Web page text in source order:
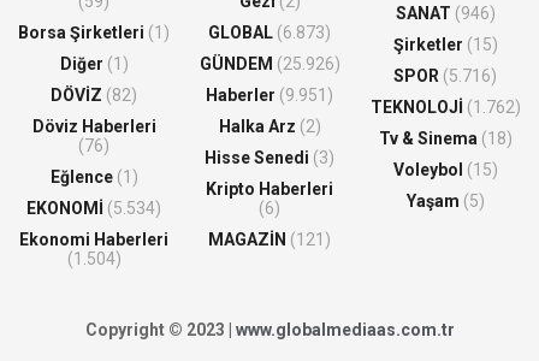
Borsa Şirketleri (1)
Diğer (1)
DÖVİZ (82)
Döviz Haberleri
(76)
Eğlence(1)
EKONOMİ (5.534)
Ekonomi Haberleri
(1.504)
GLOBAL (6.873)
GÜNDEM (25.926)
Haberler (9.951)
Halka Arz (2)
Hisse Senedi (3)
Kripto Haberleri
(6)
MAGAZİN (121)
SANAT (946)
Şirketler (15)
SPOR (5.716)
TEKNOLOJİ (1.762)
Tv & Sinema (18)
Voleybol (15)
Yaşam (5)
Copyright © 2023 | www.globalmediaas.com.tr